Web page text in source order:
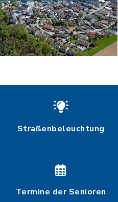
Straßenbeleuchtung
Termine der Senioren